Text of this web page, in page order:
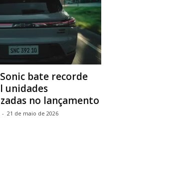
bate recorde
unidades
no lançamento
- 21 de maio de 2026